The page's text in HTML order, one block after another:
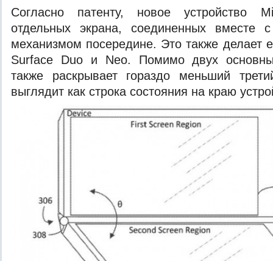
Согласно патенту, новое устройство
отдельных экрана, соединенных вместе
механизмом посередине. Это также делает
Surface Duo и Neo. Помимо двух
также раскрывает гораздо меньший
выглядит как строка состояния на краю